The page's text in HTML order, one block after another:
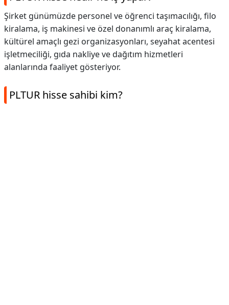
Şirket günümüzde personel ve öğrenci taşımacılığı, filo
kiralama, iş makinesi ve özel donanımlı araç kiralama,
kültürel amaçlı gezi organizasyonları, seyahat acentesi
işletmeciliği, gıda nakliye ve dağıtım hizmetleri
alanlarında faaliyet gösteriyor.
PLTUR hisse sahibi kim?